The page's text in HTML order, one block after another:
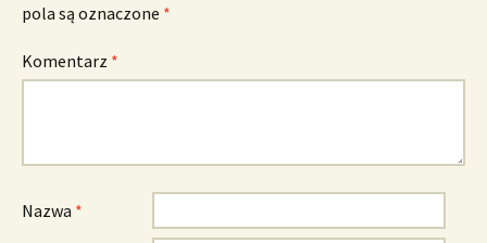
pola są oznaczone *
Komentarz *
Nazwa *